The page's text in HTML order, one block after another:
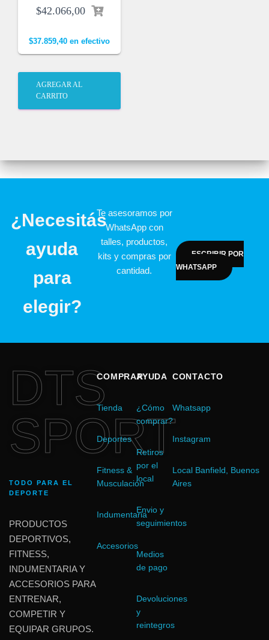
$42.066,00
$37.859,40en efectivo
AGREGAR AL
CARRITO
¿Necesitás
ayuda
para
elegir?
Te asesoramos por
WhatsApp con
talles, productos,
kits y compras por
cantidad.
ESCRIBIR POR
WHATSAPP
DTS
SPORT
TODO PARA EL
DEPORTE
PRODUCTOS
DEPORTIVOS,
FITNESS,
INDUMENTARIA Y
ACCESORIOS PARA
ENTRENAR,
COMPETIR Y
EQUIPAR GRUPOS.
COMPRAR
Tienda
Deportes
Fitness &
Musculación
Indumentaria
Accesorios
AYUDA
¿Cómo
comprar?
Retiros
por el
local
Envio y
seguimientos
Medios
de pago
Devoluciones
y
reintegros
CONTACTO
Whatsapp
Instagram
Local Banfield, Buenos
Aires